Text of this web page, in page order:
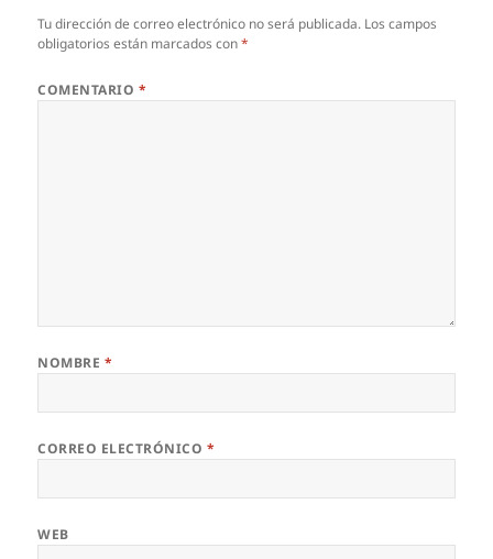
Tu dirección de correo electrónico no será publicada. Los campos
obligatorios están marcados con*
COMENTARIO *
NOMBRE *
CORREO ELECTRÓNICO *
WEB